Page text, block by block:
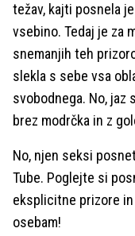
težav, kajti posnela
vsebino. Tedaj je za
snemanjih teh
slekla s sebe vsa
svobodnega. No, jaz
brez modrčka in z
No, njen seksi
Tube. Poglejte si
eksplicitne prizore
osebam!